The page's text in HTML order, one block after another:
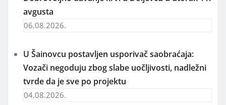
avgusta
06.08.2026.
U Šainovcu postavljen usporivač saobraćaja:
Vozači negoduju zbog slabe uočljivosti, nadležni
tvrde da je sve po projektu
04.08.2026.